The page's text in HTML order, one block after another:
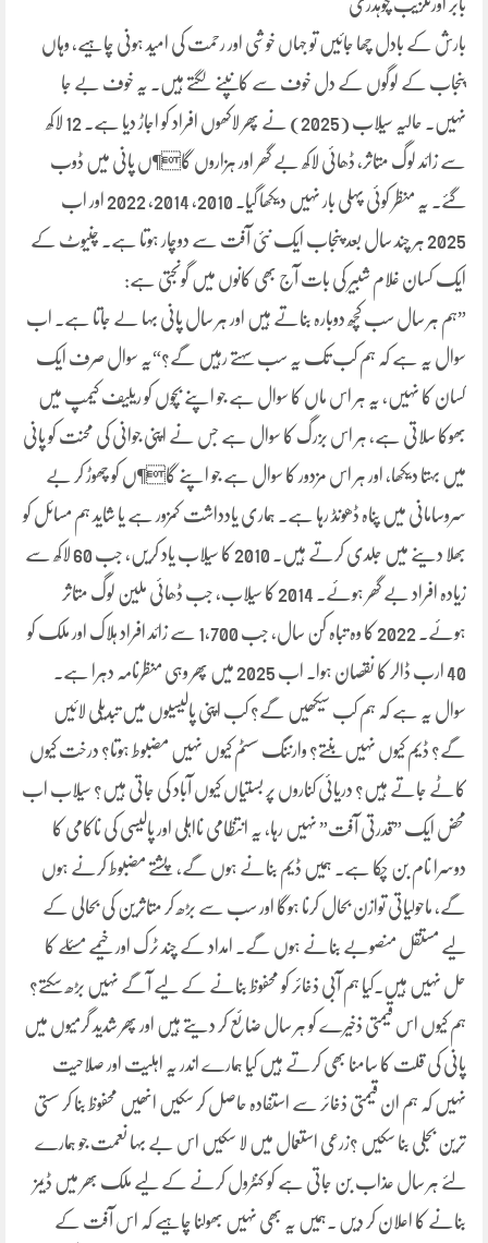
بابر اورنگزیب چوہدری
بارش کے بادل چھا جائیں تو جہاں خوشی اور رحمت کی امید ہونی چاہیے، وہاں
پنجاب کے لوگوں کے دل خوف سے کانپنے لگتے ہیں۔ یہ خوف بے جا
نہیں۔ حالیہ سیلاب (2025) نے پھر لاکھوں افراد کو اجاڑ دیا ہے۔ 12 لاکھ
سے زائد لوگ متاثر، ڈھائی لاکھ بے گھر اور ہزاروں گا¶ں پانی میں ڈوب
گئے۔ یہ منظر کوئی پہلی بار نہیں دیکھا گیا۔ 2010، 2014، 2022 اور اب
2025 ہر چند سال بعد پنجاب ایک نئی آفت سے دوچار ہوتا ہے۔ چنیوٹ کے
ایک کسان غلام شبیر کی بات آج بھی کانوں میں گونجتی ہے:
”ہم ہر سال سب کچھ دوبارہ بناتے ہیں اور ہر سال پانی بہا لے جاتا ہے۔ اب
سوال یہ ہے کہ ہم کب تک یہ سب سہتے رہیں گے؟“یہ سوال صرف ایک
کسان کا نہیں، یہ ہر اس ماں کا سوال ہے جو اپنے بچوں کو ریلیف کیمپ میں
بھوکا سلاتی ہے، ہر اس بزرگ کا سوال ہے جس نے اپنی جوانی کی محنت کو پانی
میں بہتا دیکھا، اور ہر اس مزدور کا سوال ہے جو اپنے گا¶ں کو چھوڑ کر بے
سروسامانی میں پناہ ڈھونڈ رہا ہے۔ ہماری یادداشت کمزور ہے یا شاید ہم مسائل کو
بھلا دینے میں جلدی کرتے ہیں۔ 2010 کا سیلاب یاد کریں، جب 60 لاکھ سے
زیادہ افراد بے گھر ہوئے۔ 2014 کا سیلاب، جب ڈھائی ملین لوگ متاثر
ہوئے۔ 2022 کا وہ تباہ کن سال، جب 1,700 سے زائد افراد ہلاک اور ملک کو
40 ارب ڈالر کا نقصان ہوا۔ اب 2025 میں پھر وہی منظرنامہ دہرا ہے۔
سوال یہ ہے کہ ہم کب سیکھیں گے؟ کب اپنی پالیسیوں میں تبدیلی لائیں
گے؟ ڈیم کیوں نہیں بنتے؟ وارننگ سسٹم کیوں نہیں مضبوط ہوتا؟ درخت کیوں
کاٹے جاتے ہیں؟ دریائی کناروں پر بستیاں کیوں آباد کی جاتی ہیں؟ سیلاب اب
محض ایک ”قدرتی آفت” نہیں رہا، یہ انتظامی نااہلی اور پالیسی کی ناکامی کا
دوسرا نام بن چکا ہے۔ ہمیں ڈیم بنانے ہوں گے، پشتے مضبوط کرنے ہوں
گے، ماحولیاتی توازن بحال کرنا ہوگا اور سب سے بڑھ کر متاثرین کی بحالی کے
لیے مستقل منصوبے بنانے ہوں گے۔ امداد کے چند ٹرک اور خیمے مسئلے کا
حل نہیں ہیں۔کیا ہم آبی ذخائر کو محفوظ بنانے کے لیے آگے نہیں بڑھ سکتے؟
ہم کیوں اس قیمتی ذخیرے کو ہر سال ضائع کر دیتے ہیں اور پھر شدید گرمیوں میں
پانی کی قلت کا سامنا بھی کرتے ہیں کیا ہمارے اندر یہ اہلیت اور صلاحیت
نہیں کہ ہم ان قیمتی ذخائر سے استفادہ حاصل کر سکیں انھیں محفوظ بنا کر سستی
ترین بجلی بنا سکیں ؟زرعی استعمال میں لا سکیں اس بے بہا نعمت جو ہمارے
لئے ہر سال عذاب بن جاتی ہے کو کنٹرول کرنے کے لیے ملک بھر میں ڈیمز
بنانے کا اعلان کر دیں ۔ہمیں یہ بھی نہیں بھولنا چاہیے کہ اس آفت کے